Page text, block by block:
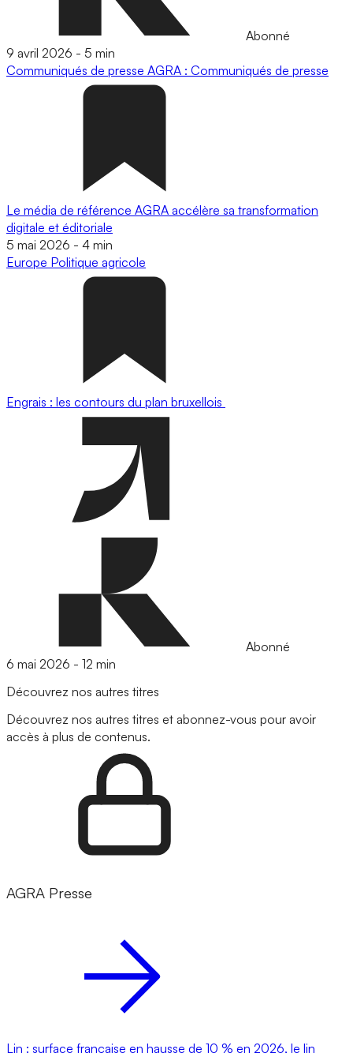
Abonné
9 avril 2026 - 5 min
Communiqués de presse AGRA : Communiqués de presse
Le média de référence AGRA accélère sa transformation
digitale et éditoriale
5 mai 2026 - 4 min
Europe Politique agricole
Engrais : les contours du plan bruxellois
Abonné
6 mai 2026 - 12 min
Découvrez nos autres titres
Découvrez nos autres titres et abonnez-vous pour avoir
accès à plus de contenus.
AGRA Presse
Lin : surface française en hausse de 10 % en 2026, le lin